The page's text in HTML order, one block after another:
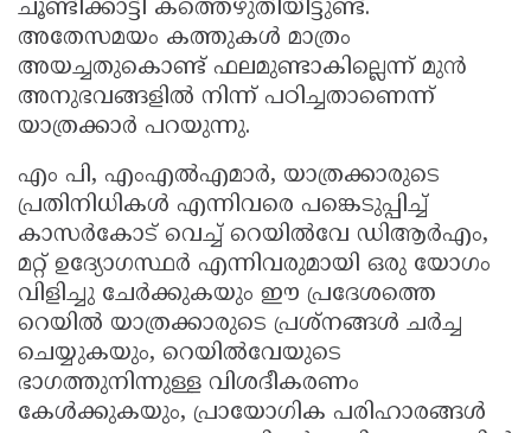
ചൂണ്ടിക്കാട്ടി കത്തെഴുതിയിട്ടുണ്ട്.
അതേസമയം കത്തുകൾ മാത്രം
അയച്ചതുകൊണ്ട് ഫലമുണ്ടാകില്ലെന്ന് മുൻ
അനുഭവങ്ങളിൽ നിന്ന് പഠിച്ചതാണെന്ന്
യാത്രക്കാർ പറയുന്നു.
എം പി, എംഎൽഎമാർ, യാത്രക്കാരുടെ
പ്രതിനിധികൾ എന്നിവരെ പങ്കെടുപ്പിച്ച്
കാസർകോട് വെച്ച് റെയിൽവേ ഡിആർഎം,
മറ്റ് ഉദ്യോഗസ്ഥർ എന്നിവരുമായി ഒരു യോഗം
വിളിച്ചു ചേർക്കുകയും ഈ പ്രദേശത്തെ
റെയിൽ യാത്രക്കാരുടെ പ്രശ്നങ്ങൾ ചർച്ച
ചെയ്യുകയും, റെയിൽവേയുടെ
ഭാഗത്തുനിന്നുള്ള വിശദീകരണം
കേൾക്കുകയും, പ്രായോഗിക പരിഹാരങ്ങൾ